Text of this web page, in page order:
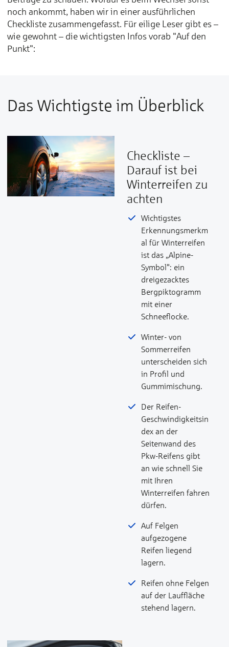
noch ankommt, haben wir in einer ausführlichen
Checkliste zusammengefasst. Für eilige Leser gibt es –
wie gewohnt – die wichtigsten Infos vorab "Auf den
Punkt":
Das Wichtigste im Überblick
Checkliste –
Darauf ist bei
Winterreifen zu
achten
Wichtigstes
Erkennungsmerkm
al für Winterreifen
ist das „Alpine-
Symbol": ein
dreigezacktes
Bergpiktogramm
mit einer
Schneeflocke.
Winter- von
Sommerreifen
unterscheiden sich
in Profil und
Gummimischung.
Der Reifen-
Geschwindigkeitsin
dex an der
Seitenwand des
Pkw-Reifens gibt
an wie schnell Sie
mit Ihren
Winterreifen fahren
dürfen.
Auf Felgen
aufgezogene
Reifen liegend
lagern.
Reifen ohne Felgen
auf der Lauffläche
stehend lagern.